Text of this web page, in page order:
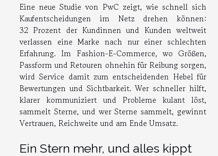
Eine neue Studie von PwC zeigt, wie schnell sich
Kaufentscheidungen im Netz drehen können:
32 Prozent der Kundinnen und Kunden weltweit
verlassen eine Marke nach nur einer schlechten
Erfahrung. Im Fashion-E-Commerce, wo Größen,
Passform und Retouren ohnehin für Reibung sorgen,
wird Service damit zum entscheidenden Hebel für
Bewertungen und Sichtbarkeit. Wer schneller hilft,
klarer kommuniziert und Probleme kulant löst,
sammelt Sterne, und wer Sterne sammelt, gewinnt
Vertrauen, Reichweite und am Ende Umsatz.
Ein Stern mehr, und alles kippt